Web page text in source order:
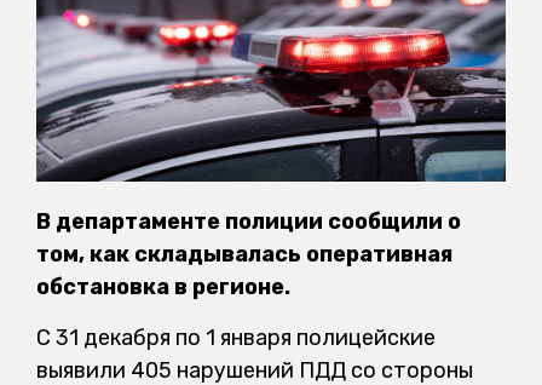
В департаменте полиции сообщили о
том, как складывалась оперативная
обстановка в регионе.
С 31 декабря по 1 января полицейские
выявили 405 нарушений ПДД со стороны